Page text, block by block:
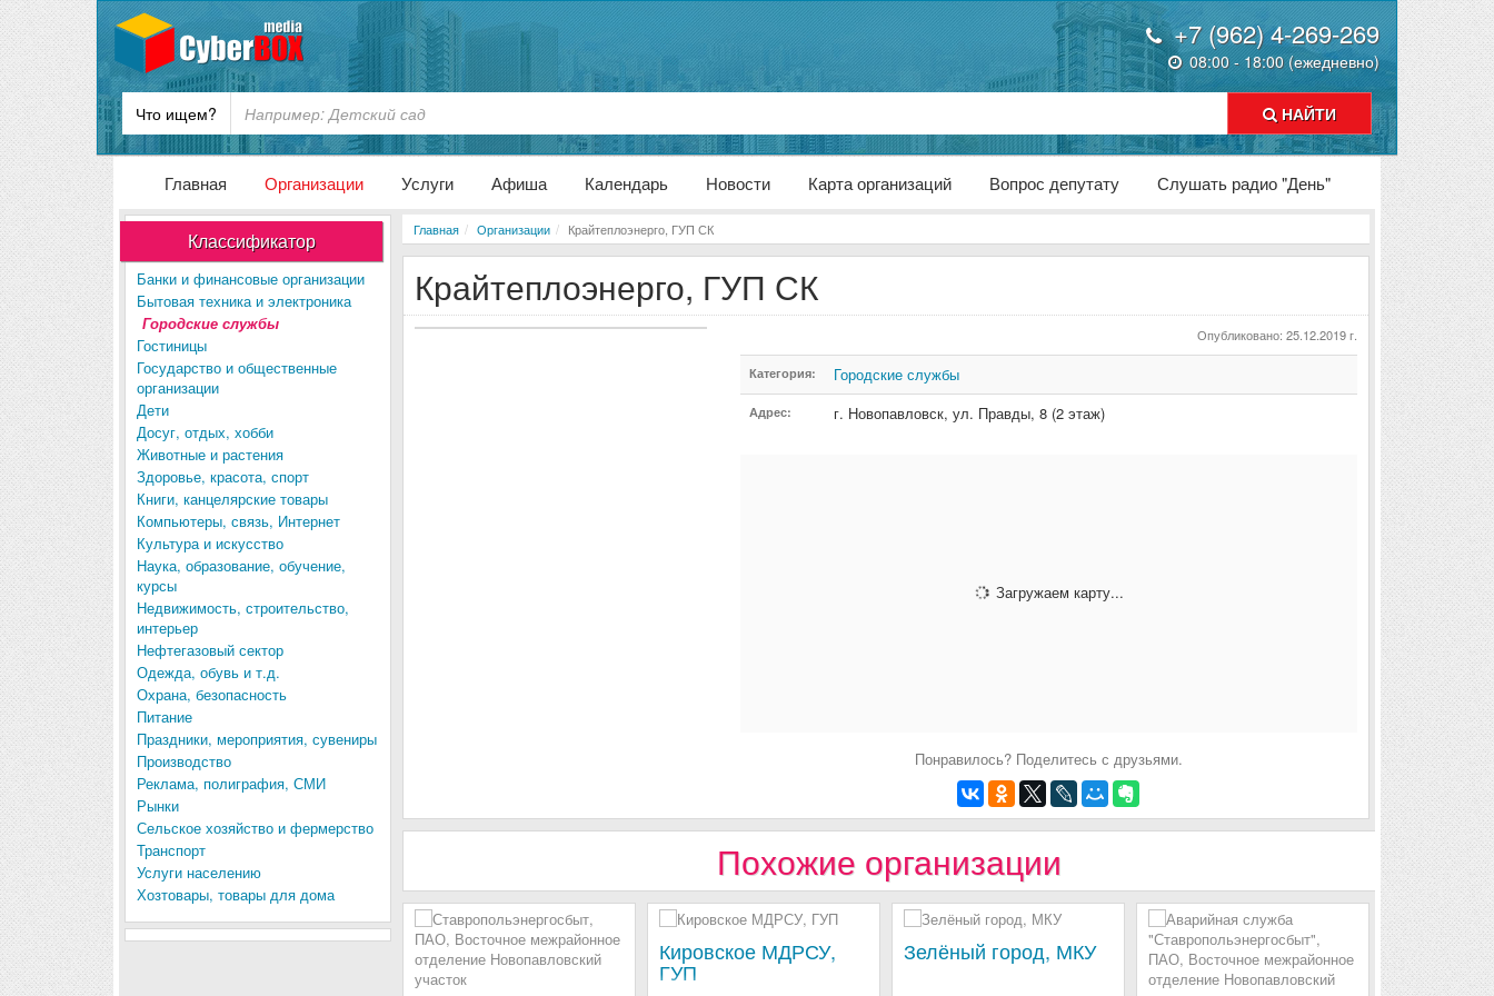
+7 (962) 4-269-269
08:00 - 18:00 (ежедневно)
Что ищем? НАЙТИ
Главная Организации Услуги Афиша Календарь Новости Карта организаций Вопрос депутату Слушать радио "День"
Классификатор
Банки и финансовые организации
Бытовая техника и электроника
Городские службы
Гостиницы
Государство и общественные
организации
Дети
Досуг, отдых, хобби
Животные и растения
Здоровье, красота, спорт
Книги, канцелярские товары
Компьютеры, связь, Интернет
Культура и искусство
Наука, образование, обучение,
курсы
Недвижимость, строительство,
интерьер
Нефтегазовый сектор
Одежда, обувь и т.д.
Охрана, безопасность
Питание
Праздники, мероприятия, сувениры
Производство
Реклама, полиграфия, СМИ
Рынки
Сельское хозяйство и фермерство
Транспорт
Услуги населению
Хозтовары, товары для дома
Главная Организации Крайтеплоэнерго, ГУП СК
Крайтеплоэнерго, ГУП СК
Опубликовано: 25.12.2019 г.
Категория: Городские службы
Адрес: г. Новопавловск, ул. Правды, 8 (2 этаж)
Загружаем карту...
Понравилось? Поделитесь с друзьями.
Похожие организации
Кировское МДРСУ,
ГУП
Зелёный город, МКУ